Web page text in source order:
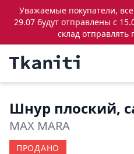
Уважаемые покупатели,
29.07 будут отправлены с
склад отправлять
Шнур плоский,
MAX MARA
ПРОДАНО